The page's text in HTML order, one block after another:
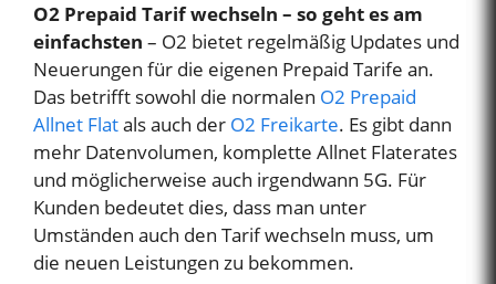
O2 Prepaid Tarif wechseln – so geht es am
einfachsten – O2 bietet regelmäßig Updates und
Neuerungen für die eigenen Prepaid Tarife an.
Das betrifft sowohl die normalen O2 Prepaid
Allnet Flatals auch der O2 Freikarte. Es gibt dann
mehr Datenvolumen, komplette Allnet Flaterates
und möglicherweise auch irgendwann 5G. Für
Kunden bedeutet dies, dass man unter
Umständen auch den Tarif wechseln muss, um
die neuen Leistungen zu bekommen.